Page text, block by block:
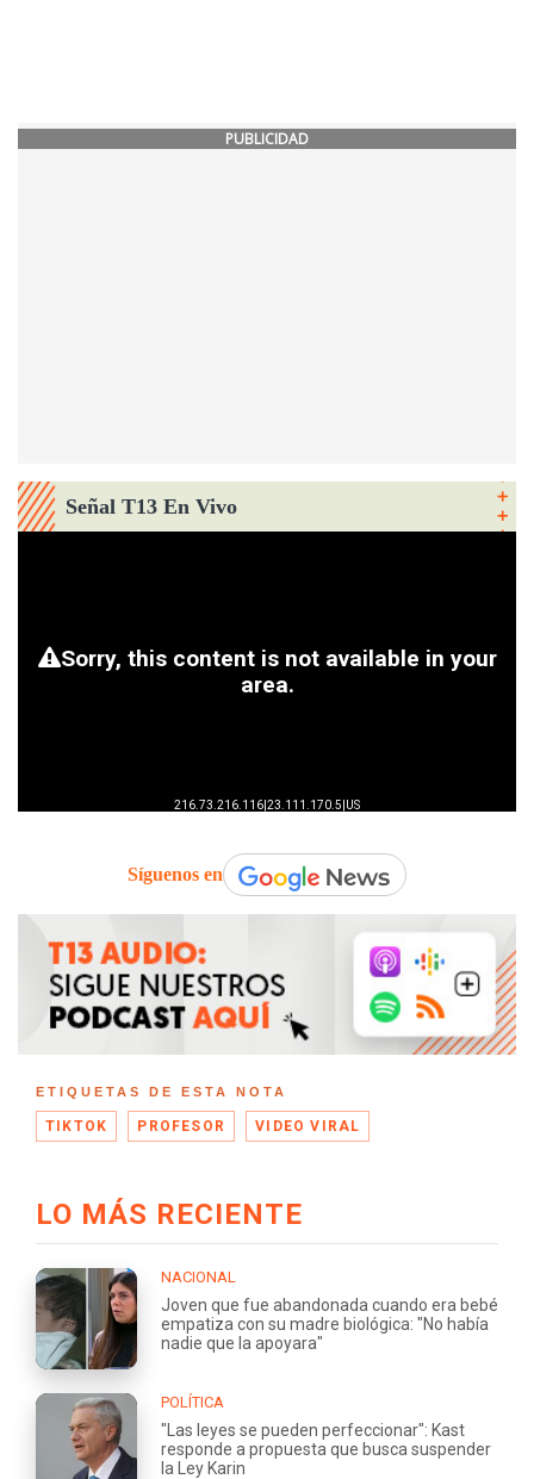
PUBLICIDAD
Señal T13 En Vivo
Síguenos en
ETIQUETAS DE ESTA NOTA
TIKTOK PROFESOR VIDEO VIRAL
LO MÁS RECIENTE
NACIONAL
Joven que fue abandonada cuando era bebé
empatiza con su madre biológica: "No había
nadie que la apoyara"
POLÍTICA
"Las leyes se pueden perfeccionar": Kast
responde a propuesta que busca suspender
la Ley Karin